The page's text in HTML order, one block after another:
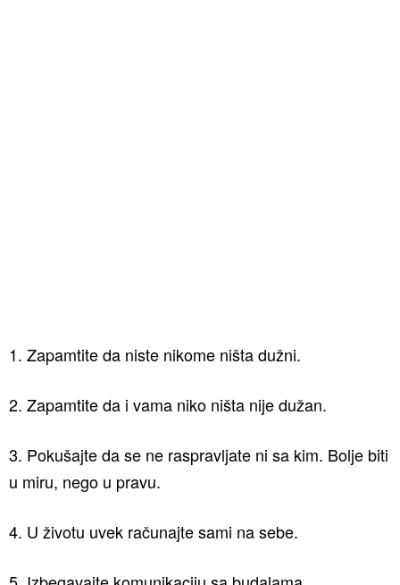
1. Zapamtite da niste nikome ništa dužni.
2. Zapamtite da i vama niko ništa nije dužan.
3. Pokušajte da se ne raspravljate ni sa kim. Bolje biti
u miru, nego u pravu.
4. U životu uvek računajte sami na sebe.